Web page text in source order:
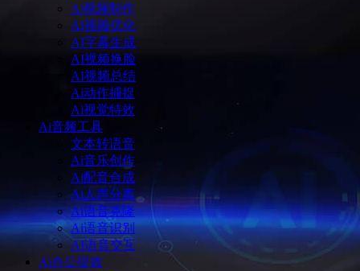
Ai视频制作
AI视频优化
AI字幕生成
AI视频换脸
AI视频总结
Ai动作捕捉
Ai视觉特效
Ai音频工具
文本转语音
Ai音乐创作
Ai配音合成
Ai人声分离
Ai语音克隆
Ai语音识别
AI语音交互
Ai办公提效